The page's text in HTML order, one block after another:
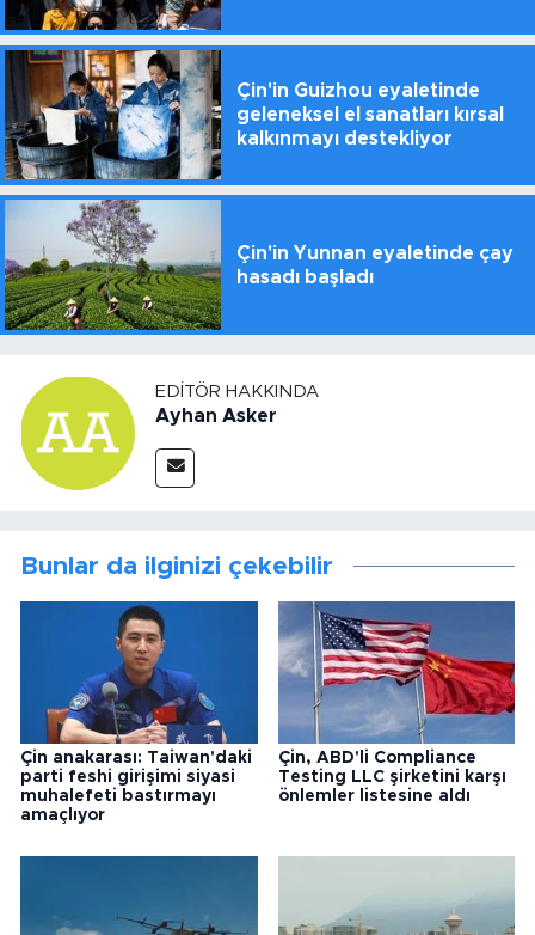
Çin'in Guizhou eyaletinde
geleneksel el sanatları kırsal
kalkınmayı destekliyor
Çin'in Yunnan eyaletinde çay
hasadı başladı
EDITÖR HAKKINDA
Ayhan Asker
Bunlar da ilginizi çekebilir
Çin anakarası: Taiwan'daki
parti feshi girişimi siyasi
muhalefeti bastırmayı
amaçlıyor
Çin, ABD'li Compliance
Testing LLC şirketini karşı
önlemler listesine aldı